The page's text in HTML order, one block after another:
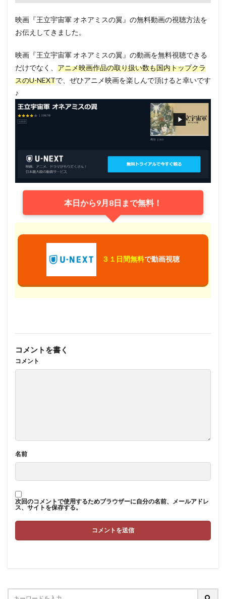
映画『王立宇宙軍 オネアミスの翼』の無料動画の視聴方法を
お伝えしてきました。
映画『王立宇宙軍 オネアミスの翼』の動画を無料視聴できる
だけでなく、 アニメ映画作品の取り扱い数も国内トップクラ
スのU-NEXTで、ぜひアニメ映画を楽しんで頂けると幸いです
♪
本日から9月8日まで無料！
３１日間無料で動画視聴
コメントを書く
コメント
名前
次回のコメントで使用するためブラウザーに自分の名前、メールアドレ
ス、サイトを保存する。